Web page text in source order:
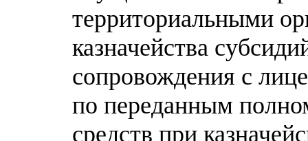
территориальными
казначейства
сопровождения с
по переданным
средств при